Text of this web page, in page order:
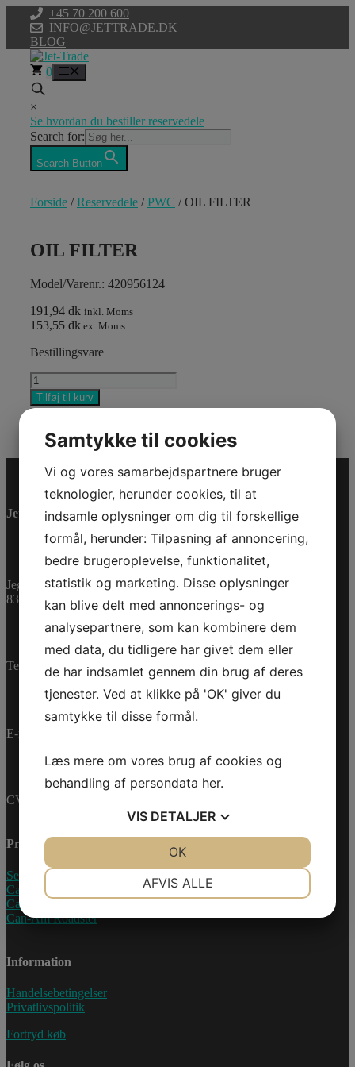
indhold
+45 70 200 600
INFO@JETTRADE.DK
BLOG
0
×
Se hvordan du bestiller reservedele
Search for:
Search Button
Forside /Reservedele /PWC / OIL FILTER
OIL FILTER
Model/Varenr.: 420956124
191,94 dk inkl. Moms
153,55 dk ex. Moms
Bestillingsvare
OIL
FILTER
antal
Tilføj til kurv
Varenummer (SKU):420956124 Kategorier:PWC,
Jet-Trade Powersport
Jegstrupvej 280
8361 Hasselager
Telefon:+45 70 200 600
E-mail:
CVR-nummer: 27233678
Produkter
Sea-Doo Vandscooter
Can-Am ATV
Can-Am UTV
Can-Am Roadster
Information
Handelsebetingelser
Privatlivspolitik
Fortryd køb
Samtykke til cookies
Vi og vores samarbejdspartnere bruger
teknologier, herunder cookies, til at
indsamle oplysninger om dig til forskellige
formål, herunder: Tilpasning af annoncering,
bedre brugeroplevelse, funktionalitet,
statistik og marketing. Disse oplysninger
kan blive delt med annoncerings- og
analysepartnere, som kan kombinere dem
med data, du tidligere har givet dem eller
de har indsamlet gennem din brug af deres
tjenester. Ved at klikke på 'OK' giver du
samtykke til disse formål.
Læs mere om vores brug af cookies og
behandling af persondata her.
VIS DETALJER
AFVIS ALLE
OK